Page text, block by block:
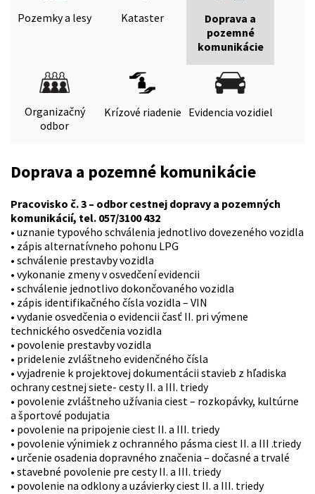
Pozemky a lesy Kataster
Doprava a
pozemné
komunikácie
Organizačný
odbor
Krízové riadenie Evidencia vozidiel
Doprava a pozemné komunikácie
Pracovisko č. 3 – odbor cestnej dopravy a pozemných
komunikácií, tel. 057/3100 432
• uznanie typového schválenia jednotlivo dovezeného vozidla
• zápis alternatívneho pohonu LPG
• schválenie prestavby vozidla
• vykonanie zmeny v osvedčení evidencii
• schválenie jednotlivo dokončovaného vozidla
• zápis identifikačného čísla vozidla – VIN
• vydanie osvedčenia o evidencii časť II. pri výmene
technického osvedčenia vozidla
• povolenie prestavby vozidla
• pridelenie zvláštneho evidenčného čísla
• vyjadrenie k projektovej dokumentácii stavieb z hľadiska
ochrany cestnej siete- cesty II. a III. triedy
• povolenie zvláštneho užívania ciest – rozkopávky, kultúrne
a športové podujatia
• povolenie na pripojenie ciest II. a III. triedy
• povolenie výnimiek z ochranného pásma ciest II. a III .triedy
• určenie osadenia dopravného značenia – dočasné a trvalé
• stavebné povolenie pre cesty II. a III. triedy
• povolenie na odklony a uzávierky ciest II. a III. triedy